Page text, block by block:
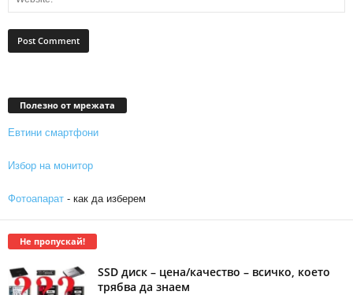
Полезно от мрежата
Евтини смартфони
Избор на монитор
Фотоапарат - как да изберем
Не пропускай!
SSD диск – цена/качество – всичко, което
трябва да знаем